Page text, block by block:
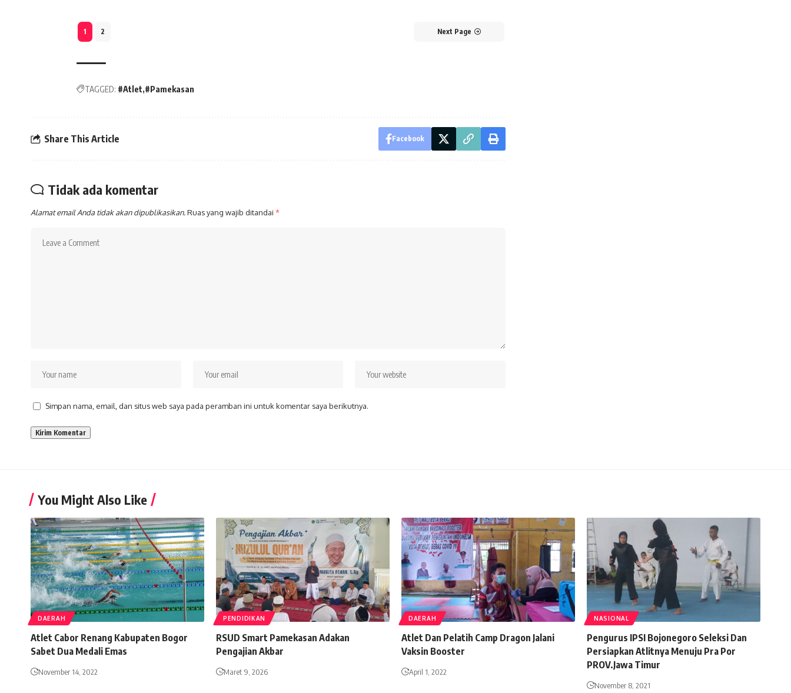
1 2 Next Page
TAGGED: #Atlet #Pamekasan
Share This Article Facebook
Tidak ada komentar
Alamat email Anda tidak akan dipublikasikan.Ruas yang wajib ditandai *
Simpan nama, email, dan situs web saya pada peramban ini untuk komentar saya berikutnya.
You Might Also Like
DAERAH
Atlet Cabor Renang Kabupaten Bogor
Sabet Dua Medali Emas
November 14, 2022
PENDIDIKAN
RSUD Smart Pamekasan Adakan
Pengajian Akbar
Maret 9, 2026
DAERAH
Atlet Dan Pelatih Camp Dragon Jalani
Vaksin Booster
April 1, 2022
NASIONAL
Pengurus IPSI Bojonegoro Seleksi Dan
Persiapkan Atlitnya Menuju Pra Por
PROV.Jawa Timur
November 8, 2021